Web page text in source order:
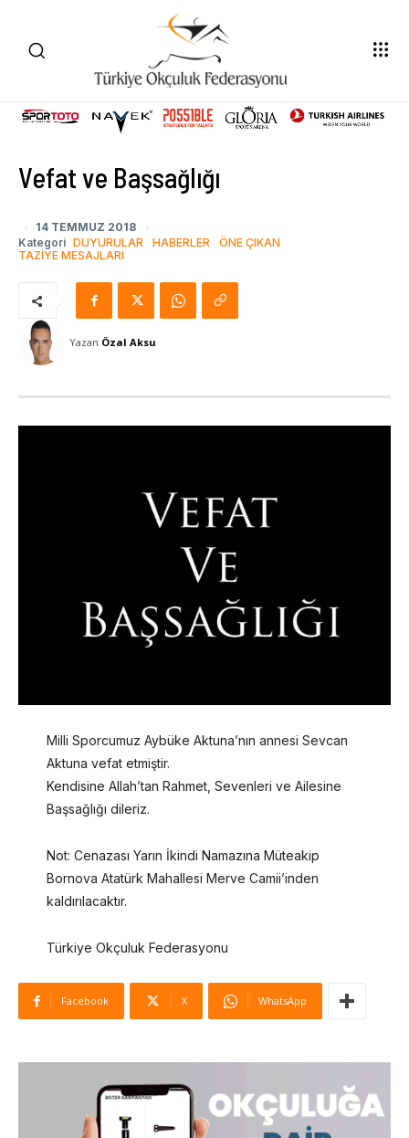
Vefat ve Başsağlığı
14 TEMMUZ 2018
Kategori DUYURULAR HABERLER
ÖNE ÇIKAN
TAZIYE MESAJLARI
Yazan Özal Aksu
Milli Sporcumuz Aybüke Aktuna’nın annesi Sevcan
Aktuna vefat etmiştir.
Kendisine Allah’tan Rahmet, Sevenleri ve Ailesine
Başsağlığı dileriz.
Not: Cenazası Yarın İkindi Namazına Müteakip
Bornova Atatürk Mahallesi Merve Camii’inden
kaldırılacaktır.
Türkiye Okçuluk Federasyonu
Facebook X WhatsApp